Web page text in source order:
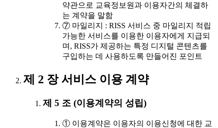
약관으로 교육정보원과 이용자간의 체결하
는 계약을 말함
⑦ 마일리지 : RISS 서비스 중 마일리지 적립
가능한 서비스를 이용한 이용자에게 지급되
며, RISS가 제공하는 특정 디지털 콘텐츠를
구입하는 데 사용하도록 만들어진 포인트
제 2 장 서비스 이용 계약
제 5 조 (이용계약의 성립)
① 이용계약은 이용자의 이용신청에 대한 교